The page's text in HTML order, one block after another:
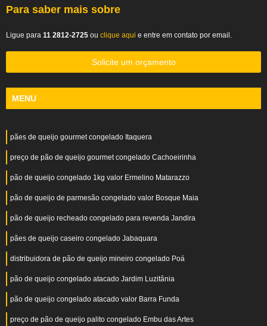
Para saber mais sobre
Ligue para 11 2812-2725 ou clique aqui e entre em contato por email.
Solicite um orçamento
MENU
pães de queijo gourmet congelado Itaquera
preço de pão de queijo gourmet congelado Cachoeirinha
pão de queijo congelado 1kg valor Ermelino Matarazzo
pão de queijo de parmesão congelado valor Bosque Maia
pão de queijo recheado congelado para revenda Jandira
pães de queijo caseiro congelado Jabaquara
distribuidora de pão de queijo mineiro congelado Poá
pão de queijo congelado atacado Jardim Luzitânia
pão de queijo congelado atacado valor Barra Funda
preço de pão de queijo palito congelado Embu das Artes